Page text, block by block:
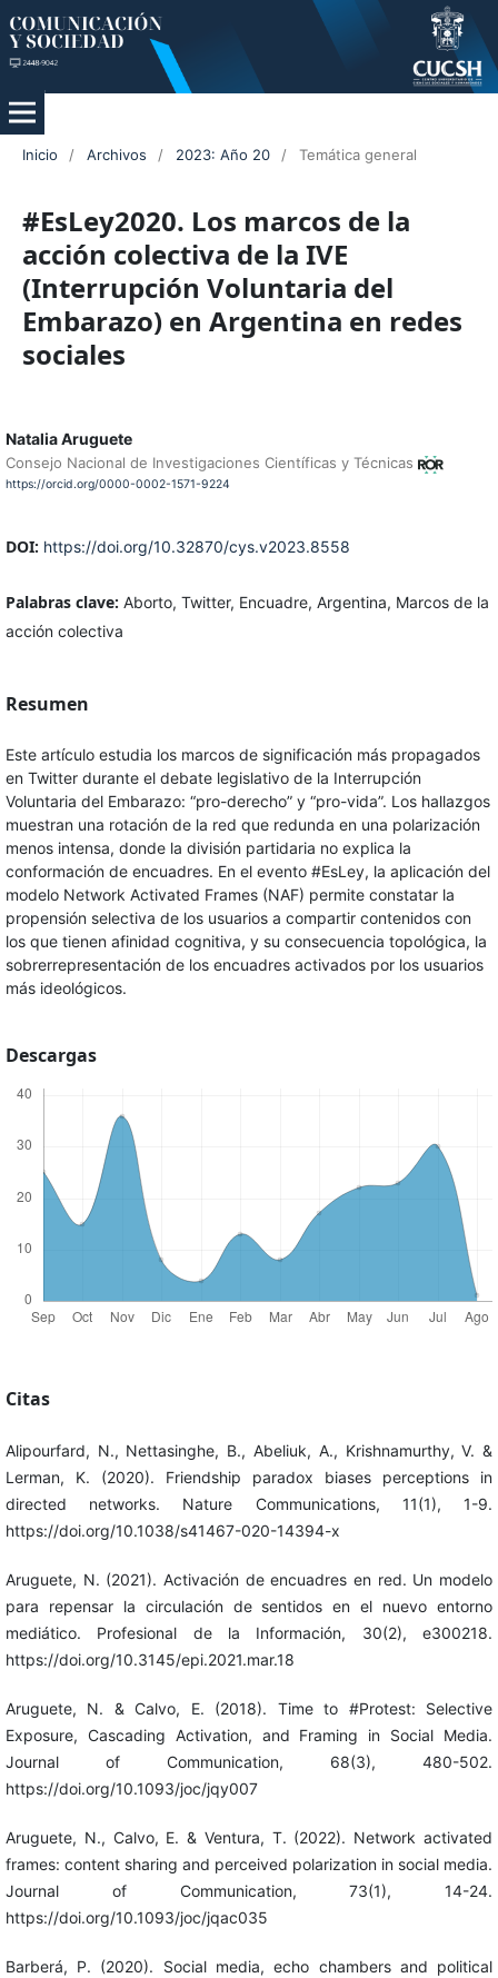
Inicio / Archivos / 2023: Año 20 / Temática general
#EsLey2020. Los marcos de la
acción colectiva de la IVE
(Interrupción Voluntaria del
Embarazo) en Argentina en redes
sociales
Natalia Aruguete
Consejo Nacional de Investigaciones Científicas y Técnicas
https://orcid.org/0000-0002-1571-9224
DOI: https://doi.org/10.32870/cys.v2023.8558
Palabras clave: Aborto, Twitter, Encuadre, Argentina, Marcos de la
acción colectiva
Resumen
Este artículo estudia los marcos de significación más propagados
en Twitter durante el debate legislativo de la Interrupción
Voluntaria del Embarazo: “pro-derecho” y “pro-vida”. Los hallazgos
muestran una rotación de la red que redunda en una polarización
menos intensa, donde la división partidaria no explica la
conformación de encuadres. En el evento #EsLey, la aplicación del
modelo Network Activated Frames (NAF) permite constatar la
propensión selectiva de los usuarios a compartir contenidos con
los que tienen afinidad cognitiva, y su consecuencia topológica, la
sobrerrepresentación de los encuadres activados por los usuarios
más ideológicos.
Descargas
Citas
Alipourfard, N., Nettasinghe, B., Abeliuk, A., Krishnamurthy, V. &
Lerman, K. (2020). Friendship paradox biases perceptions in
directed networks. Nature Communications, 11(1), 1-9.
https://doi.org/10.1038/s41467-020-14394-x
Aruguete, N. (2021). Activación de encuadres en red. Un modelo
para repensar la circulación de sentidos en el nuevo entorno
mediático. Profesional de la Información, 30(2), e300218.
https://doi.org/10.3145/epi.2021.mar.18
Aruguete, N. & Calvo, E. (2018). Time to #Protest: Selective
Exposure, Cascading Activation, and Framing in Social Media.
Journal of Communication, 68(3), 480-502.
https://doi.org/10.1093/joc/jqy007
Aruguete, N., Calvo, E. & Ventura, T. (2022). Network activated
frames: content sharing and perceived polarization in social media.
Journal of Communication, 73(1), 14-24.
https://doi.org/10.1093/joc/jqac035
Barberá, P. (2020). Social media, echo chambers and political